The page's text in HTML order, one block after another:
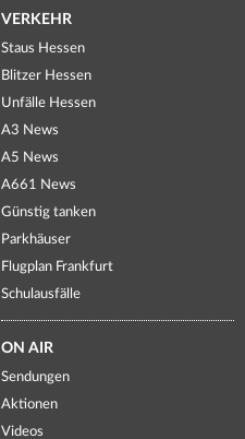
VERKEHR
Staus Hessen
Blitzer Hessen
Unfälle Hessen
A3 News
A5 News
A661 News
Günstig tanken
Parkhäuser
Flugplan Frankfurt
Schulausfälle
ON AIR
Sendungen
Aktionen
Videos